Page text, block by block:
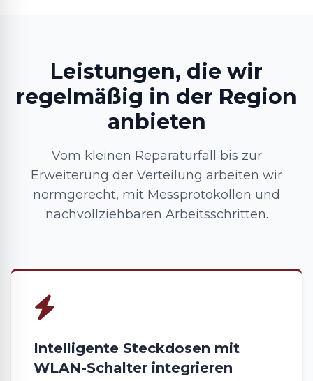
Leistungen, die wir
regelmäßig in der Region
anbieten
Vom kleinen Reparaturfall bis zur
Erweiterung der Verteilung arbeiten wir
normgerecht, mit Messprotokollen und
nachvollziehbaren Arbeitsschritten.
Intelligente Steckdosen mit
WLAN-Schalter integrieren